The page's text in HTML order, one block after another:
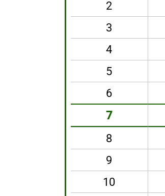
2
3
4
5
6
7
8
9
10